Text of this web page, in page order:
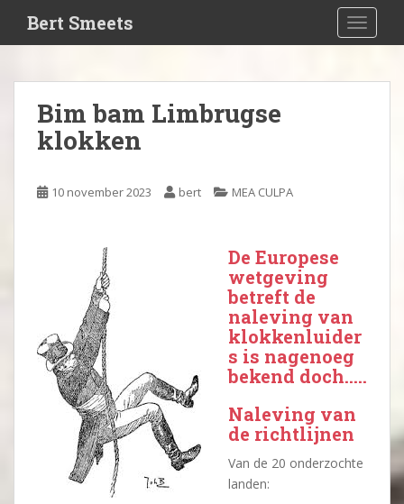
i
Bert Smeets
Bim bam Limbrugse
klokken
10 november 2023 bert MEA CULPA
De Europese
wetgeving
betreft de
naleving van
klokkenluider
s is nagenoeg
bekend doch…..
Naleving van
de richtlijnen
Van de 20 onderzochte
landen: